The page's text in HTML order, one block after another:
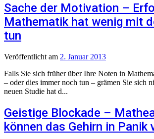
Sache der Motivation –
Mathematik hat wenig mit
tun
Veröffentlicht am 2. Januar 2013
Falls Sie sich früher über Ihre Noten in
– oder dies immer noch tun – grämen Sie sich
neuen Studie hat d...
Geistige Blockade –
können das Gehirn in Panik